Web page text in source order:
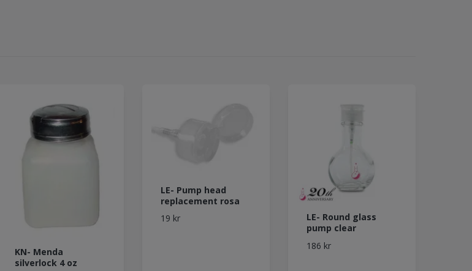
KN- Menda
silverlock 4 oz
LE- Pump head
replacement rosa
19 kr
LE- Round glass
pump clear
186 kr